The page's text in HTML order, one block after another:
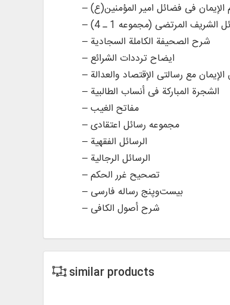
الإیمان فی فضائل امیر المؤمنین(ع)
الشریف المرتضی (مجموعه 1 ـ 4)
– شرح الصحیفة الکاملة السجادیة
– ایضاح ترددات الشرائع
الإیمان مع رسالتی الإقتصاد والعدالة
– الشجرة المبارکة فی أنساب الطالبیة
– مفاتح الغیب
– مجموعه رسائل اعتقادی
– الرسائل الفقهیة
– الرسائل الرجالیة
– تصحیح غرر الحکم
– بیست‌وپنج رساله فارسی
– شرح أصول الکافی
similar products